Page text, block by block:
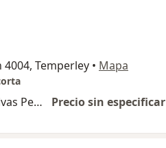
Temperley • Mapa
Consultas sucesivas Pediatría Precio sin especificar